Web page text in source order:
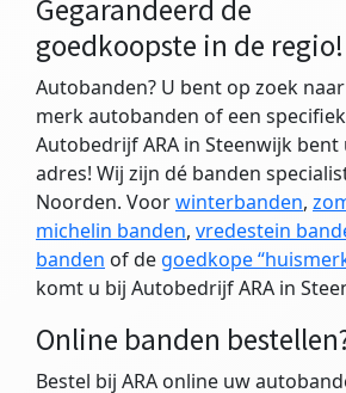
Gegarandeerd de
goedkoopste in de regio!
Autobanden? U bent op zoek
merk autobanden of een
Autobedrijf ARA in Steenwijk
adres! Wij zijn dé banden
Noorden. Voorwinterbanden,
michelin banden, vredestein
banden of de goedkope
komt u bij Autobedrijf ARA in
Online banden
Bestel bij ARA online uw